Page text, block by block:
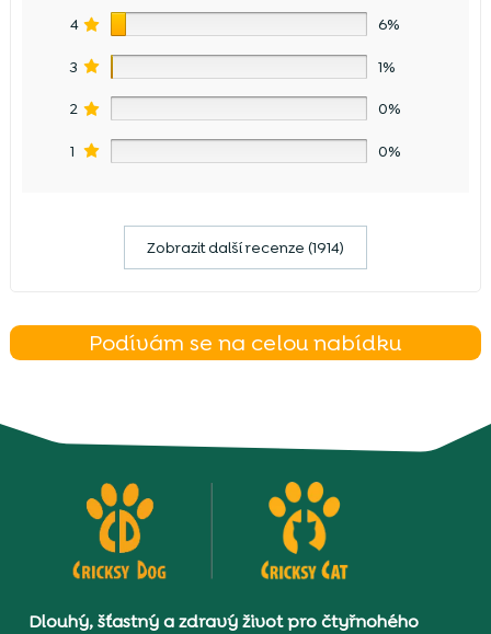
4 6%
3 1%
2 0%
1 0%
Zobrazit další recenze (1914)
Podívám se na celou nabídku
Dlouhý, šťastný a zdravý život pro čtyřnohého